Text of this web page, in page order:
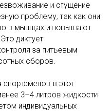
и сгущение
проблему, так как они
в мышцах и повышают
диктует
за питьевым
сборов.
в этот
3–4 литров жидкости
индивидуальных